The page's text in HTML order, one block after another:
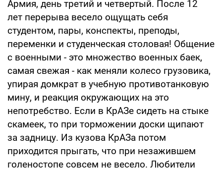
Армия, день третий и четвертый. После 12
лет перерыва весело ощущать себя
студентом, пары, конспекты, преподы,
переменки и студенческая столовая! Общение
с военными - это множество военных баек,
самая свежая - как меняли колесо грузовика,
упирая домкрат в учебную противотанковую
мину, и реакция окружающих на это
непотребство. Если в КрАЗе сидеть на стыке
скамеек, то при торможении доски щипают
за задницу. Из кузова КрАЗа потом
приходится прыгать, что при незажившем
голеностопе совсем не весело. Любители